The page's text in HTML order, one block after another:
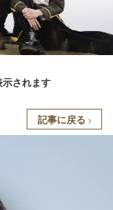
されます
記事に戻る